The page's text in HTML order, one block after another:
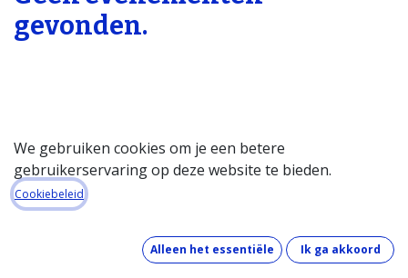
gevonden.
Startpagina
Over de databank
Wat kost de databank?
Hoe werkt de databank?
We gebruiken cookies om je een betere
gebruikerservaring op deze website te bieden.
Cookiebeleid
Alleen het essentiële Ik ga akkoord